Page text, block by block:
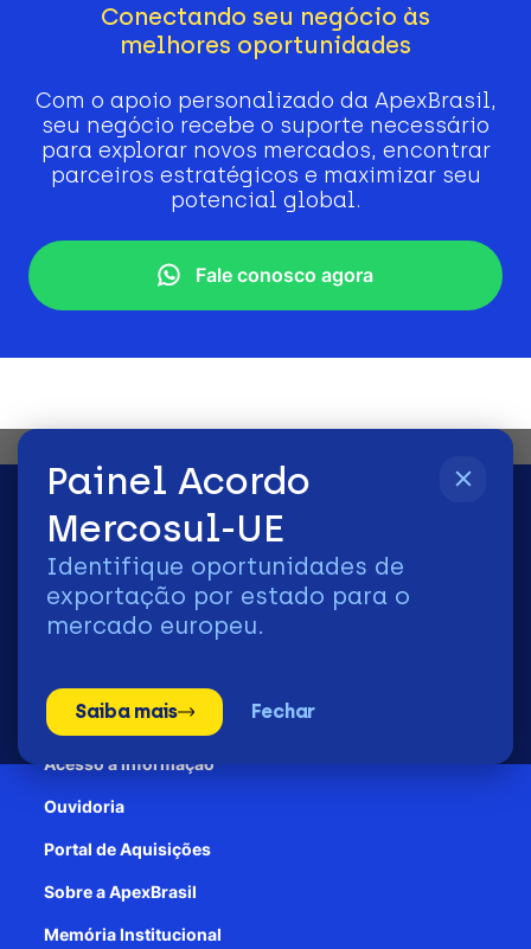
Conectando seu negócio às
melhores oportunidades
Com o apoio personalizado da ApexBrasil,
seu negócio recebe o suporte necessário
para explorar novos mercados, encontrar
parceiros estratégicos e maximizar seu
potencial global.
Fale conosco agora
Painel Acordo
Mercosul-UE
Identifique oportunidades de
exportação por estado para o
mercado europeu.
Saiba mais Fechar
2026 | © Todos os Direitos Reservados - ApexBrasil
Patrocínio
Acesso à informação
Ouvidoria
Portal de Aquisições
Sobre a ApexBrasil
Memória Institucional